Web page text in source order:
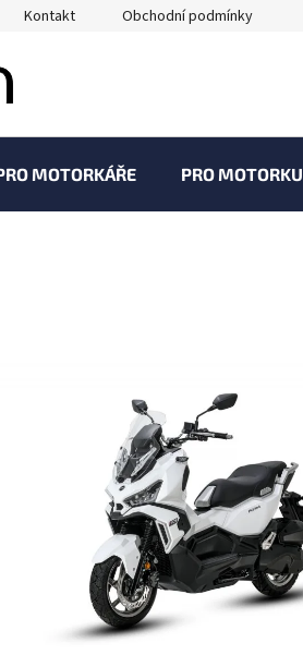
Kontakt Obchodní podmínky
MOTORKÁŘE PRO MOTORKU